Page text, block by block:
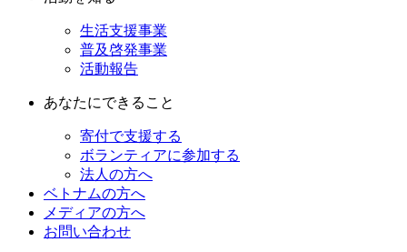
生活支援事業
普及啓発事業
活動報告
あなたにできること
寄付で支援する
ボランティアに参加する
法人の方へ
ベトナムの方へ
メディアの方へ
お問い合わせ